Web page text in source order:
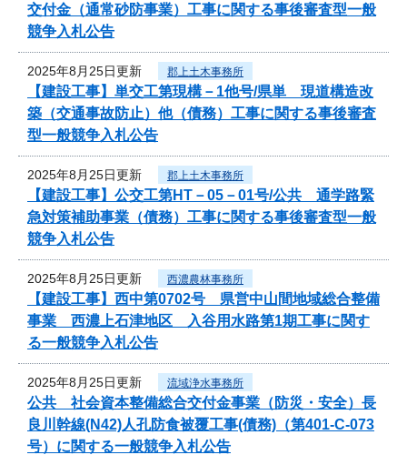
交付金（通常砂防事業）工事に関する事後審査型一般
競争入札公告
2025年8月25日更新 郡上土木事務所
【建設工事】単交工第現構－1他号/県単 現道構造改
築（交通事故防止）他（債務）工事に関する事後審査
型一般競争入札公告
2025年8月25日更新 郡上土木事務所
【建設工事】公交工第HT－05－01号/公共 通学路緊
急対策補助事業（債務）工事に関する事後審査型一般
競争入札公告
2025年8月25日更新 西濃農林事務所
【建設工事】西中第0702号 県営中山間地域総合整備
事業 西濃上石津地区 入谷用水路第1期工事に関す
る一般競争入札公告
2025年8月25日更新 流域浄水事務所
公共 社会資本整備総合交付金事業（防災・安全）長
良川幹線(N42)人孔防食被覆工事(債務)（第401-C-073
号）に関する一般競争入札公告